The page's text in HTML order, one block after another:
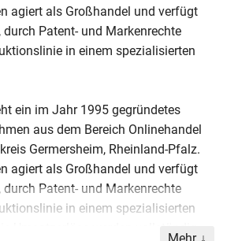
agiert als Großhandel und verfügt
durch Patent- und Markenrechte
in einem spezialisierten
ein im Jahr 1995 gegründetes
aus dem Bereich Onlinehandel
Germersheim, Rheinland-Pfalz.
agiert als Großhandel und verfügt
durch Patent- und Markenrechte
in einem spezialisierten